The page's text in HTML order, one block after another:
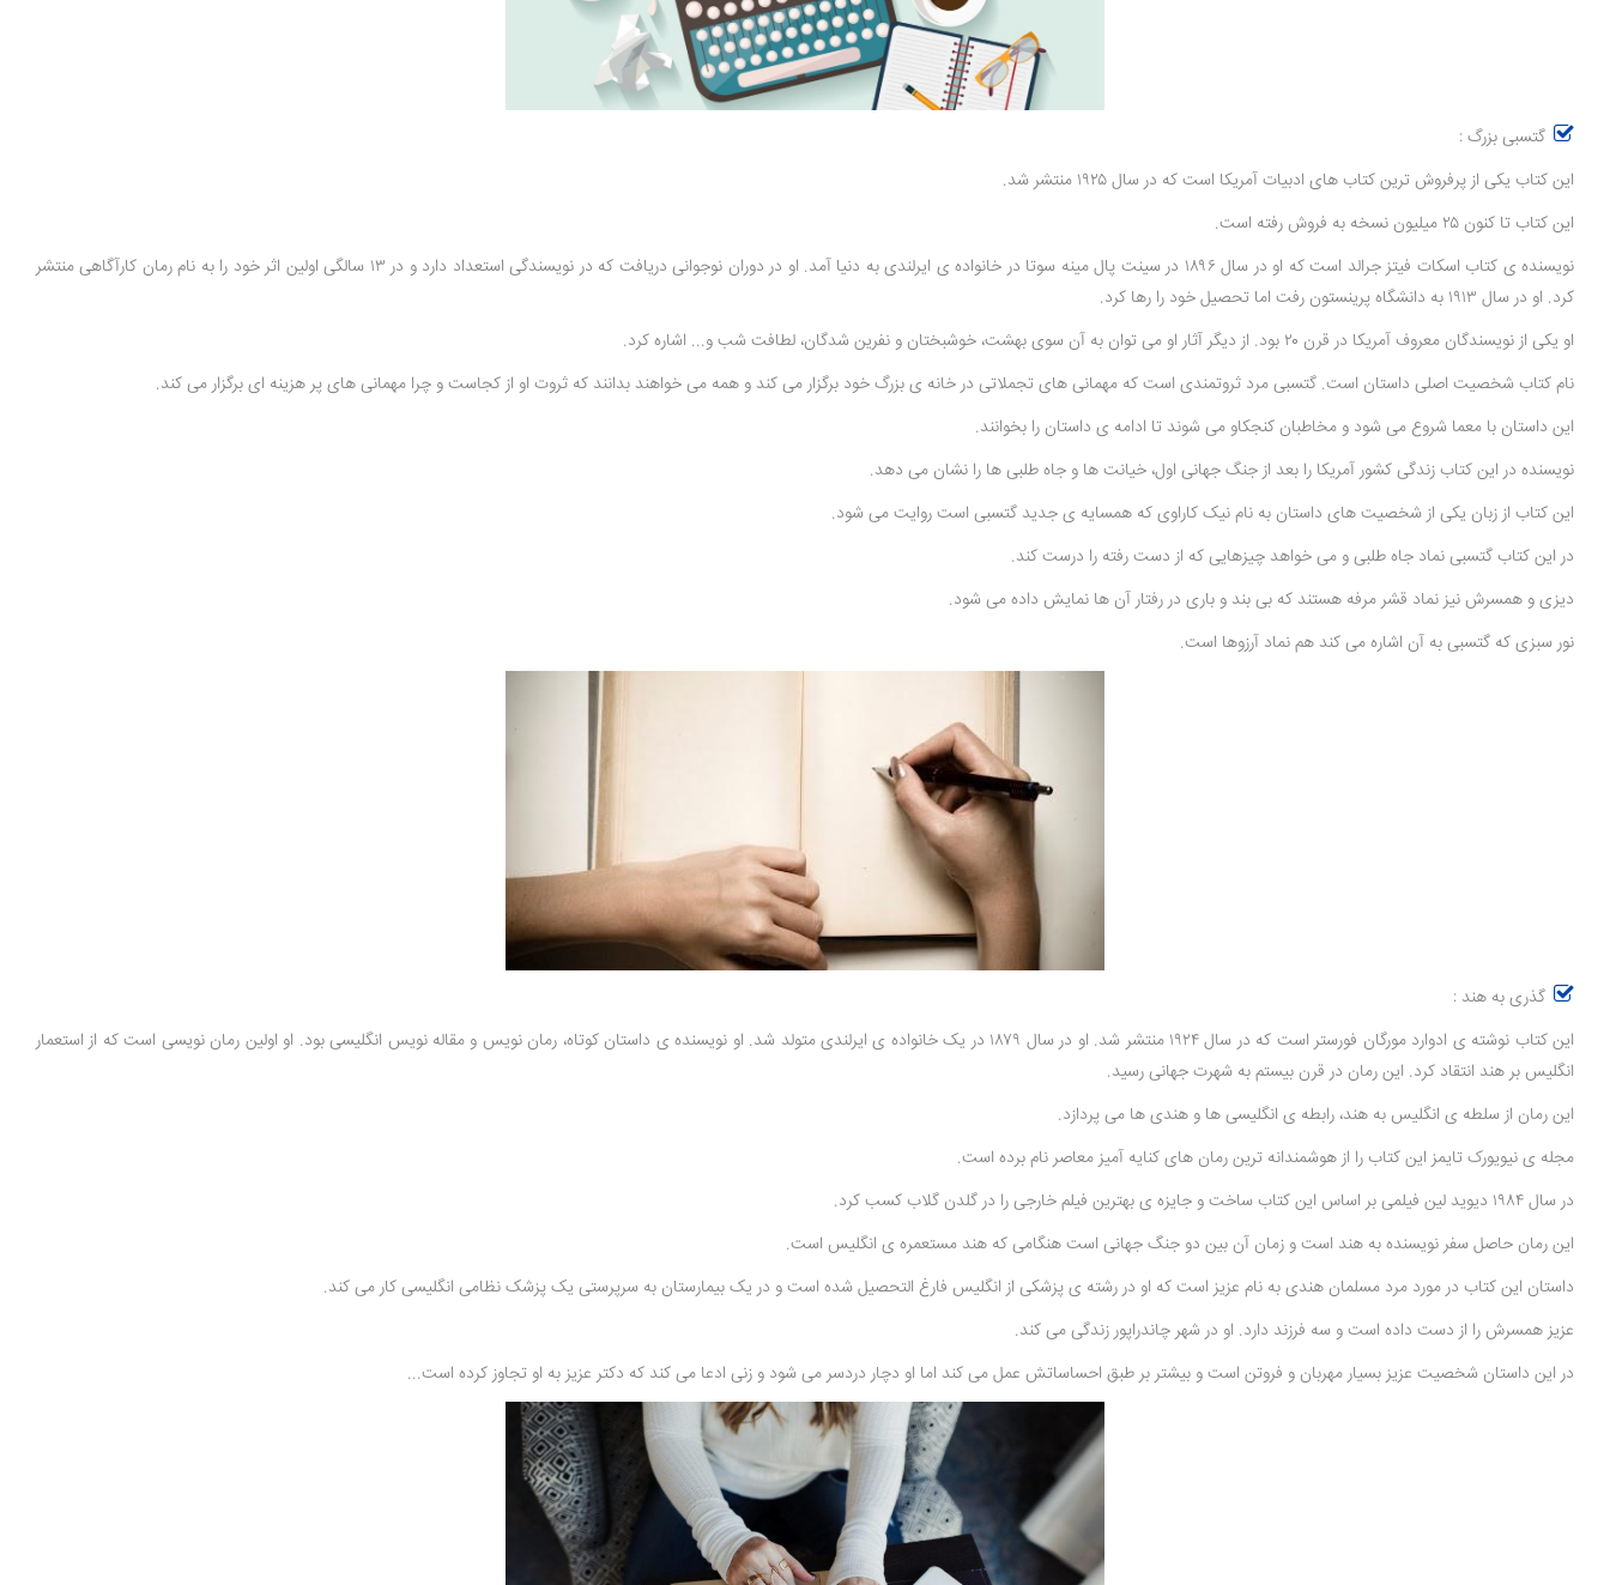
گتسبی بزرگ :
این کتاب یکی از پرفروش ترین کتاب های ادبیات آمریکا است که در سال ۱۹۲۵ منتشر شد.
این کتاب تا کنون ۲۵ میلیون نسخه به فروش رفته است.
نویسنده ی کتاب اسکات فیتز جرالد است که او در سال ۱۸۹۶ در سینت پال مینه سوتا در خانواده ی ایرلندی به دنیا آمد. او در دوران نوجوانی دریافت که در نویسندگی استعداد دارد و در ۱۳ سالگی اولین اثر خود را به نام رمان کارآگاهی منتشر
کرد. او در سال ۱۹۱۳ به دانشگاه پرینستون رفت اما تحصیل خود را رها کرد.
او یکی از نویسندگان معروف آمریکا در قرن ۲۰ بود. از دیگر آثار او می توان به آن سوی بهشت، خوشبختان و نفرین شدگان، لطافت شب و... اشاره کرد.
نام کتاب شخصیت اصلی داستان است. گتسبی مرد ثروتمندی است که مهمانی های تجملاتی در خانه ی بزرگ خود برگزار می کند‌ و همه می خواهند بدانند که ثروت او از کجاست و چرا مهمانی های پر هزینه ای برگزار می کند.
این داستان با معما شروع می شود و مخاطبان کنجکاو می شوند تا ادامه ی داستان را بخوانند‌.
نویسنده در این کتاب زندگی کشور آمریکا را بعد از جنگ جهانی اول، خیانت ها و جاه طلبی ها را نشان می دهد.
این کتاب از زبان یکی از شخصیت های داستان به نام نیک کاراوی که همسایه ی جدید گتسبی است روایت می‌ شود.
در این کتاب گتسبی نماد جاه طلبی و می خواهد چیزهایی که از دست رفته را درست کند.
دیزی و همسرش نیز نماد قشر مرفه هستند که بی بند و باری در رفتار آن ها نمایش داده می شود.
نور سبزی که گتسبی به آن اشاره می کند هم نماد آرزوها است.
گذری به هند :
این کتاب نوشته ی ادوارد مورگان فورستر است که در سال ۱۹۲۴ منتشر شد. او در سال ۱۸۷۹ در یک خانواده ی ایرلندی متولد شد. او نویسنده ی داستان کوتاه، رمان نویس و مقاله نویس انگلیسی بود. او اولین رمان نویسی است که از استعمار
انگلیس بر هند انتقاد کرد. این رمان در قرن بیستم به شهرت جهانی رسید.
این رمان از سلطه ی انگلیس به هند، رابطه ی انگلیسی ها و هندی ها می پردازد.
مجله ی نیویورک تایمز این کتاب را از هوشمندانه ترین رمان های کنایه آمیز معاصر نام برده است.
در سال ۱۹۸۴ دیوید لین فیلمی بر اساس این کتاب ساخت و جایزه ی بهترین فیلم خارجی را در گلدن گلاب کسب کرد.
این رمان حاصل سفر نویسنده به هند است و زمان آن بین دو جنگ جهانی است هنگامی که هند مستعمره ی انگلیس است.
داستان این کتاب در مورد مرد مسلمان هندی به نام عزیز است که او در رشته ی پزشکی از انگلیس فارغ التحصیل شده است و در یک بیمارستان به سرپرستی یک پزشک نظامی انگلیسی کار می کند.
عزیز همسرش را از دست داده است و سه فرزند دارد. او در شهر چاندراپور زندگی می کند.
در این داستان شخصیت عزیز بسیار مهربان و فروتن است و بیشتر بر طبق احساساتش عمل می کند اما او دچار دردسر می شود و زنی ادعا می کند که دکتر عزیز به او تجاوز کرده است...